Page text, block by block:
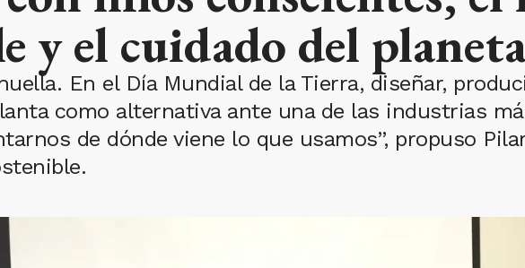
y el cuidado del
En el Día Mundial de la Tierra, diseñar,
como alternativa ante una de las industrias
de dónde viene lo que usamos”, propuso